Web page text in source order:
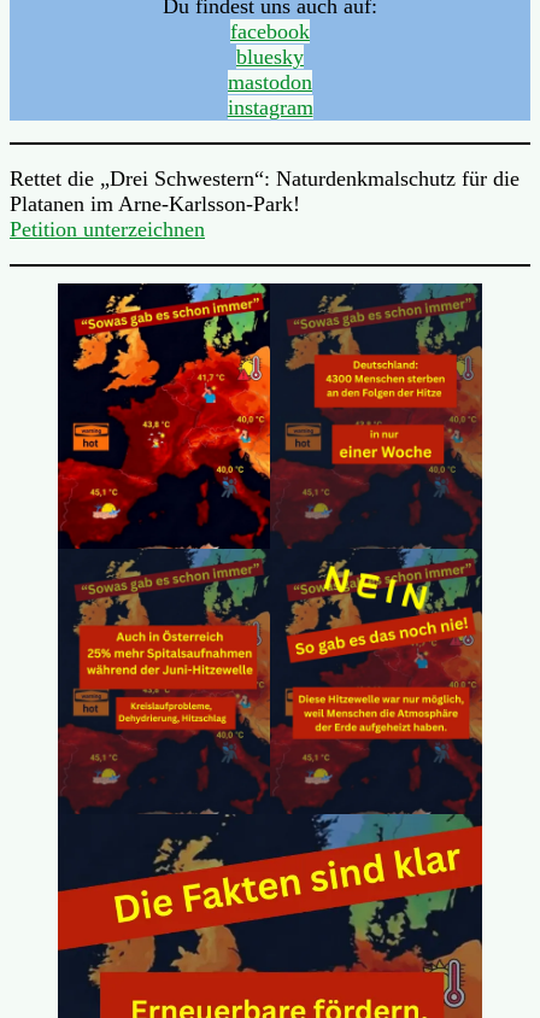
Du findest uns auch auf:
facebook
bluesky
mastodon
instagram
Rettet die „Drei Schwestern“: Naturdenkmalschutz für die
Platanen im Arne-Karlsson-Park!
Petition unterzeichnen